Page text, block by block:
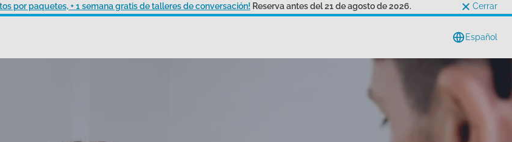
por paquetes, + 1 semana gratis de talleres de conversación! Reserva antes del 21 de agosto de 2026. Cerrar
Español